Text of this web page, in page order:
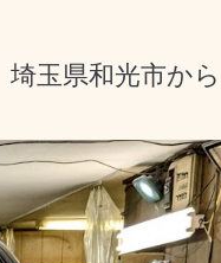
玉県和光市か